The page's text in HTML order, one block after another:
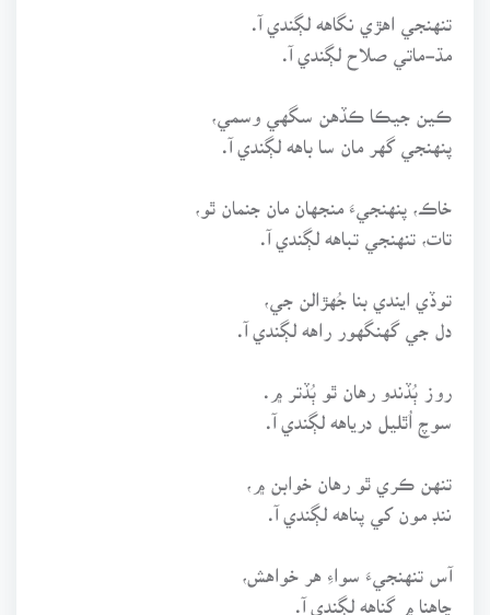
تنهنجي اهڙي نگاهه لڳندي آ.
مڌ-ماتي صلاح لڳندي آ.
ڪين جيڪا ڪڏهن سگهي وسمي،
پنهنجي گهر مان سا باهه لڳندي آ.
خاڪ، پنهنجيءَ منجهان مان جنمان ٿو،
تات، تنهنجي تباهه لڳندي آ.
توڏي ايندي بنا جُهڙالن جي،
دل جي گهنگهور راهه لڳندي آ.
روز ٻُڏندو رهان ٿو ٻُڏتر ۾.
سوچ اُٿليل درياهه لڳندي آ.
تنهن ڪري ٿو رهان خوابن ۾،
ننڊ مون کي پناهه لڳندي آ.
آس تنهنجيءَ سواءِ هر خواهش،
چاهنا ۾ گناهه لڳندي آ.